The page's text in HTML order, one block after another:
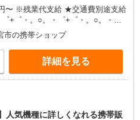
〜 ※残業代支給 ★交通費別途支給
円支給(規定有) お友達を紹介
ィブ支給(規定有) ★月2回払
（規程有）★ ゜・。○。・゜
+゜
市の携帯ショップ
詳細を見る
人気機種に詳しくなれる携帯販